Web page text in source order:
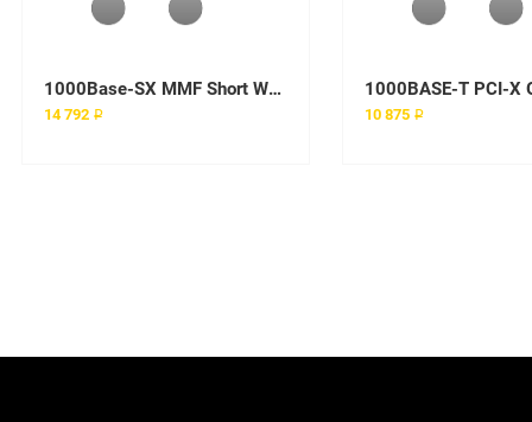
1000Base-SX MMF Short Wave DDMI 850nm 550m LC SFP
14 792 ₽ 10 875 ₽